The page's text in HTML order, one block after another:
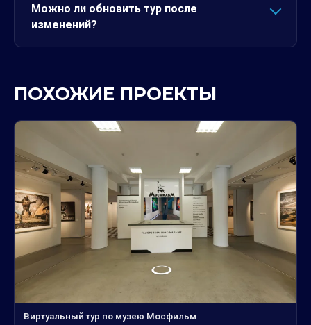
Можно ли обновить тур после
изменений?
ПОХОЖИЕ ПРОЕКТЫ
Виртуальный тур по музею Мосфильм